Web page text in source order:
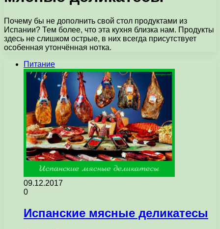
Почему бы не дополнить свой стол продуктами из
Испании? Тем более, что эта кухня близка нам. Продукты
здесь не слишком острые, в них всегда присутствует
особенная утончённая нотка.
Питание
09.12.2017
0
Испанские мясные деликатесы